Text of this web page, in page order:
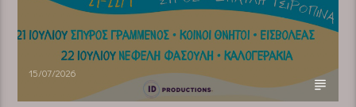
15/07/2026